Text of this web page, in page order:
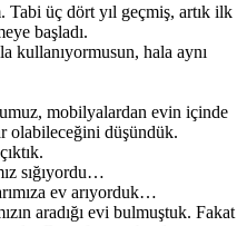
Tabi üç dört yıl geçmiş, artık ilk
başladı.
kullanıyormusun, hala aynı
mobilyalardan evin içinde
olabileceğini düşündük.
sığıyordu…
ev arıyorduk…
aradığı evi bulmuştuk. Fakat